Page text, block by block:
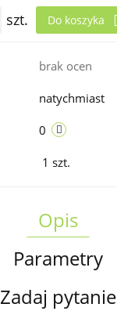
szt. Do koszyka
brak ocen
natychmiast
0
1 szt.
Opis
Parametry
Zadaj pytanie